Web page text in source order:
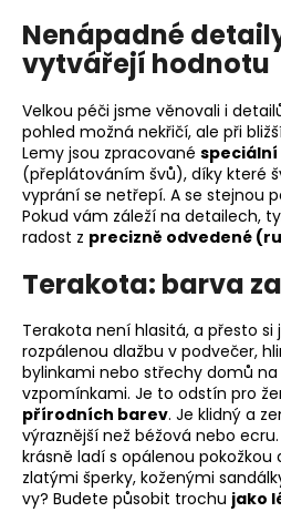
Nenápadné
vytvářejí hodnotu
Velkou péči jsme věnovali i
pohled možná nekřičí, ale při
Lemy jsou zpracované
(přeplátováním švů), díky které
vyprání se netřepí. A se stejnou
Pokud vám záleží na detailech,
radost z precizně odvedené
Terakota: barva
Terakota není hlasitá, a přesto
rozpálenou dlažbu v podvečer,
bylinkami nebo střechy domů
vzpomínkami. Je to odstín pro
přírodních barev. Je klidný a
výraznější než béžová nebo
krásně ladí s opálenou
zlatými šperky, koženými
vy? Budete působit trochu jako